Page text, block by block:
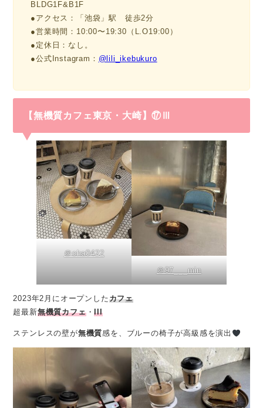
BLDG1F&B1F
●アクセス：「池袋」駅 徒歩2分
●営業時間：10:00〜19:30（L.O19:00）
●定休日：なし。
●公式Instagram： @lili_ikebukuro
【無機質カフェ東京・大崎】⑰Ⅲ
＠oha0422
＠97___min
2023年2月にオープンしたカフェ
超最新無機質カフェ・III
ステンレスの壁が無機質感を、ブルーの椅子が高級感を演出